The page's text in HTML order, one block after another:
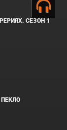
СЕЗОН 1